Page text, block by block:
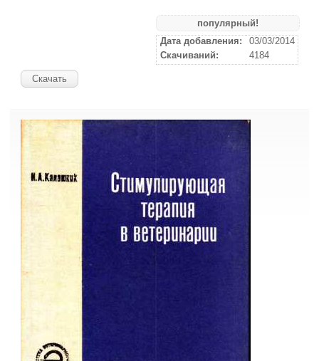
популярный!
Дата добавления:
03/03/2014
Скачиваний:
4184
Скачать